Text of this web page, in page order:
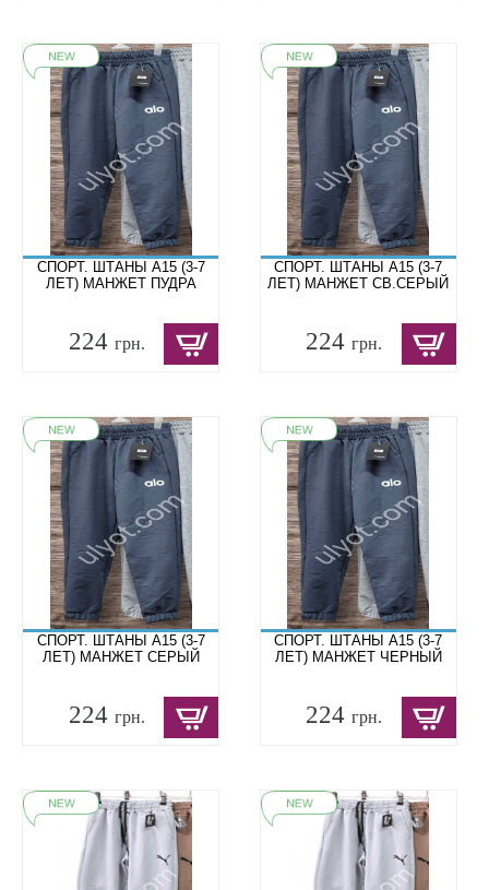
СПОРТ. ШТАНЫ A15 (3-7
ЛЕТ) МАНЖЕТ ПУДРА
224 грн.
СПОРТ. ШТАНЫ A15 (3-7
ЛЕТ) МАНЖЕТ СВ.СЕРЫЙ
224грн.
СПОРТ. ШТАНЫ A15 (3-7
ЛЕТ) МАНЖЕТ СЕРЫЙ
224 грн.
СПОРТ. ШТАНЫ A15 (3-7
ЛЕТ) МАНЖЕТ ЧЕРНЫЙ
224грн.